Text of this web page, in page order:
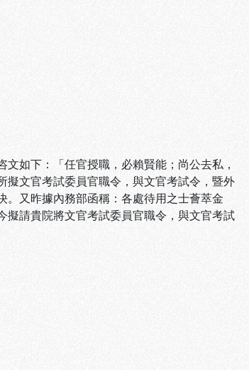
如下：「任官授職，必賴賢能；尚公去私，
文官考試委員官職令，與文官考試令，暨外
又昨據內務部函稱：各處待用之士薈萃金
請貴院將文官考試委員官職令，與文官考試